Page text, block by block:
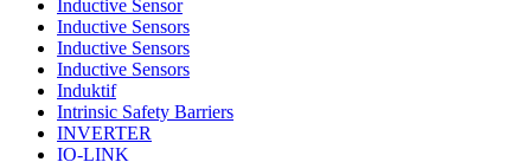
Inductive Sensor
Inductive Sensors
Inductive Sensors
Inductive Sensors
Induktif
Intrinsic Safety Barriers
INVERTER
IO-LINK